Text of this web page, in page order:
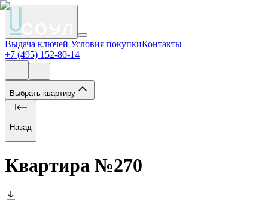
Выдача ключей Условия покупкиКонтакты
+7 (495) 152-80-14
Выбрать квартиру
Назад
Квартира №270